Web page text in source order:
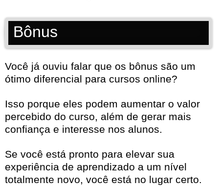
Bônus
Você já ouviu falar que os bônus são um
ótimo diferencial para cursos online?
Isso porque eles podem aumentar o valor
percebido do curso, além de gerar mais
confiança e interesse nos alunos.
Se você está pronto para elevar sua
experiência de aprendizado a um nível
totalmente novo, você está no lugar certo.